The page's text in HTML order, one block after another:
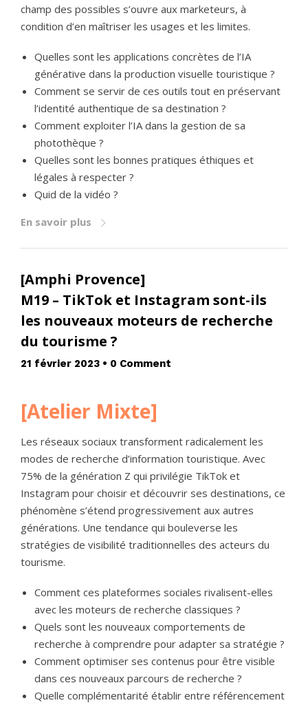
champ des possibles s’ouvre aux marketeurs, à
condition d’en maîtriser les usages et les limites.
Quelles sont les applications concrètes de l’IA
générative dans la production visuelle touristique ?
Comment se servir de ces outils tout en préservant
l’identité authentique de sa destination ?
Comment exploiter l’IA dans la gestion de sa
photothèque ?
Quelles sont les bonnes pratiques éthiques et
légales à respecter ?
Quid de la vidéo ?
En savoir plus
[Amphi Provence]
M19 – TikTok et Instagram sont-ils
les nouveaux moteurs de recherche
du tourisme ?
21 février 2023 • 0 Comment
[Atelier Mixte]
Les réseaux sociaux transforment radicalement les
modes de recherche d’information touristique. Avec
75% de la génération Z qui privilégie TikTok et
Instagram pour choisir et découvrir ses destinations, ce
phénomène s’étend progressivement aux autres
générations. Une tendance qui bouleverse les
stratégies de visibilité traditionnelles des acteurs du
tourisme.
Comment ces plateformes sociales rivalisent-elles
avec les moteurs de recherche classiques ?
Quels sont les nouveaux comportements de
recherche à comprendre pour adapter sa stratégie ?
Comment optimiser ses contenus pour être visible
dans ces nouveaux parcours de recherche ?
Quelle complémentarité établir entre référencement